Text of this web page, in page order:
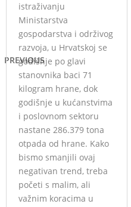
PREVIOUS
istraživanju
Ministarstva
gospodarstva i održivog
razvoja, u Hrvatskoj se
godišnje po glavi
stanovnika baci 71
kilogram hrane, dok
godišnje u kućanstvima
i poslovnom sektoru
nastane 286.379 tona
otpada od hrane. Kako
bismo smanjili ovaj
negativan trend, treba
početi s malim, ali
važnim koracima u